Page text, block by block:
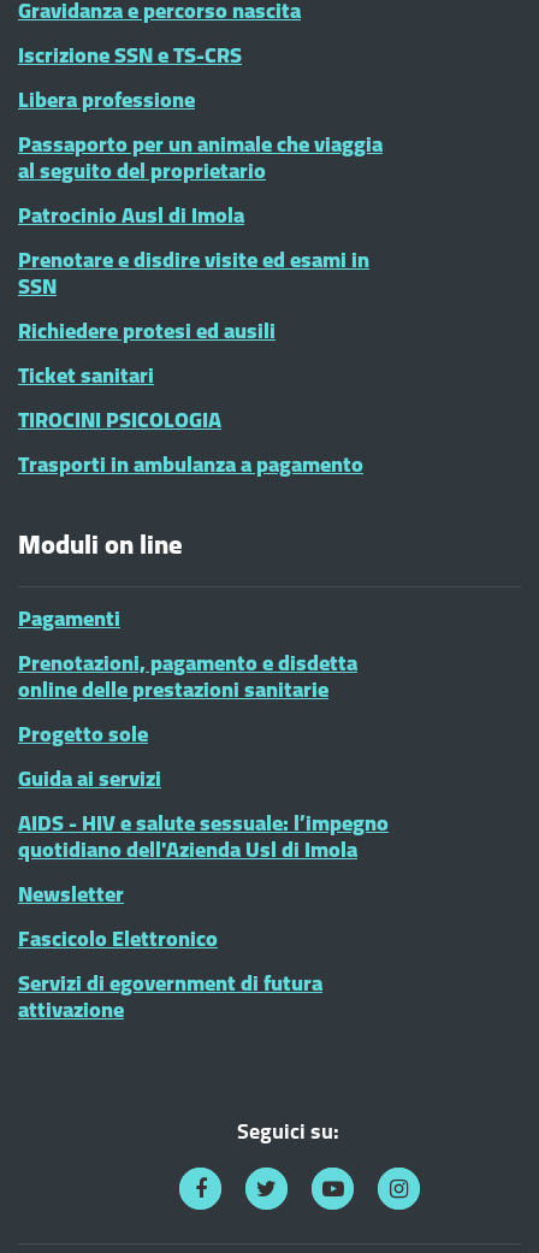
Gravidanza e percorso nascita
Iscrizione SSN e TS-CRS
Libera professione
Passaporto per un animale che viaggia
al seguito del proprietario
Patrocinio Ausl di Imola
Prenotare e disdire visite ed esami in
SSN
Richiedere protesi ed ausili
Ticket sanitari
TIROCINI PSICOLOGIA
Trasporti in ambulanza a pagamento
Moduli on line
Pagamenti
Prenotazioni, pagamento e disdetta
online delle prestazioni sanitarie
Progetto sole
Guida ai servizi
AIDS - HIV e salute sessuale: l’impegno
quotidiano dell'Azienda Usl di Imola
Newsletter
Fascicolo Elettronico
Servizi di egovernment di futura
attivazione
Seguici su: